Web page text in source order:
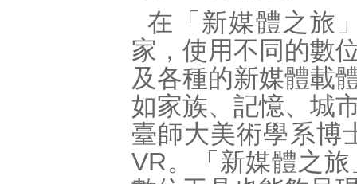
在「新媒體之旅
家，使用不同的數
及各種的新媒體載
如家族、記憶、城
臺師大美術學系博
VR。「新媒體之